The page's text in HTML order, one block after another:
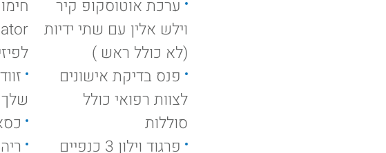
ערכת אוטוסקופ קיר
וילש אלין עם שתי ידיות
(לא כולל ראש )
פנס בדיקת אישונים
לצוות רפואי כולל
סוללות
פרגוד וילון 3 כנפיים
שלך